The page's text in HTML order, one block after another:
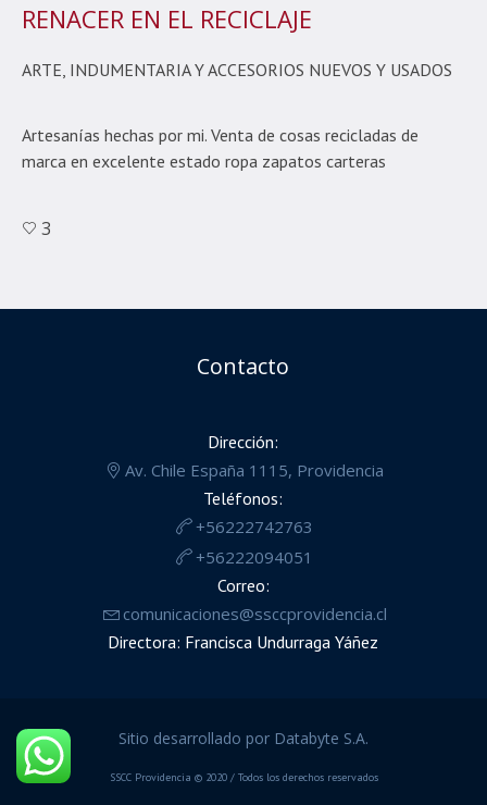
RENACER EN EL RECICLAJE
ARTE, INDUMENTARIA Y ACCESORIOS NUEVOS Y USADOS
Artesanías hechas por mi. Venta de cosas recicladas de
marca en excelente estado ropa zapatos carteras
3
Contacto
Dirección:
Av. Chile España 1115, Providencia
Teléfonos:
+56222742763
+56222094051
Correo:
comunicaciones@ssccprovidencia.cl
Directora: Francisca Undurraga Yáñez
Sitio desarrollado por Databyte S.A.
SSCC Providencia © 2020 / Todos los derechos reservados